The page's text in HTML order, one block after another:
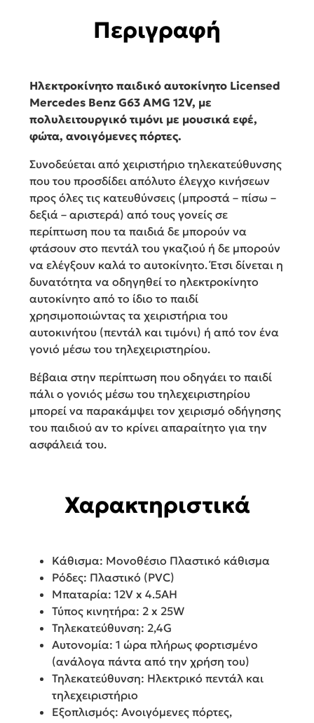
Περιγραφή
Ηλεκτροκίνητο παιδικό αυτοκίνητο Licensed
Mercedes Benz G63 AMG 12V, με
πολυλειτουργικό τιμόνι με μουσικά εφέ,
φώτα, ανοιγόμενες πόρτες.
Συνοδεύεται από χειριστήριο τηλεκατεύθυνσης
που του προσδίδει απόλυτο έλεγχο κινήσεων
προς όλες τις κατευθύνσεις (μπροστά – πίσω –
δεξιά – αριστερά) από τους γονείς σε
περίπτωση που τα παιδιά δε μπορούν να
φτάσουν στο πεντάλ του γκαζιού ή δε μπορούν
να ελέγξουν καλά το αυτοκίνητο. Έτσι δίνεται η
δυνατότητα να οδηγηθεί το ηλεκτροκίνητο
αυτοκίνητο από το ίδιο το παιδί
χρησιμοποιώντας τα χειριστήρια του
αυτοκινήτου (πεντάλ και τιμόνι) ή από τον ένα
γονιό μέσω του τηλεχειριστηρίου.
Βέβαια στην περίπτωση που οδηγάει το παιδί
πάλι ο γονιός μέσω του τηλεχειριστηρίου
μπορεί να παρακάμψει τον χειρισμό οδήγησης
του παιδιού αν το κρίνει απαραίτητο για την
ασφάλειά του.
Χαρακτηριστικά
Κάθισμα: Μονοθέσιο Πλαστικό κάθισμα
Ρόδες: Πλαστικό (PVC)
Μπαταρία: 12V x 4.5AH
Τύπος κινητήρα: 2 x 25W
Τηλεκατεύθυνση: 2,4G
Αυτονομία: 1 ώρα πλήρως φορτισμένο
(ανάλογα πάντα από την χρήση του)
Τηλεκατεύθυνση: Ηλεκτρικό πεντάλ και
τηλεχειριστήριο
Εξοπλισμός: Ανοιγόμενες πόρτες,